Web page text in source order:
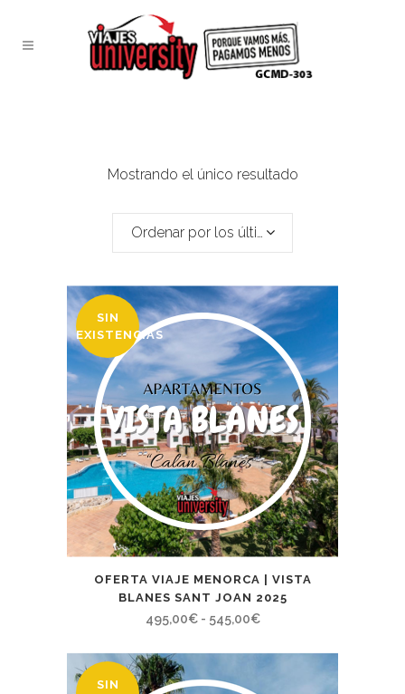
Mostrando el único resultado
Ordenar por los últimos
SIN
EXISTENCIAS
OFERTA VIAJE MENORCA | VISTA
BLANES SANT JOAN 2025
495,00€ - 545,00€Rango
SIN